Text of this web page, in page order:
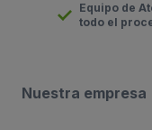
Equipo de
todo el
Nuestra empresa